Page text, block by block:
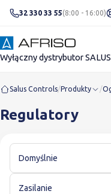
32 330 33 55(8:00 - 16:00)
Wyłączny dystrybutor
Salus Controls/ Produkty /
Regulatory
Domyślnie
Zasilanie